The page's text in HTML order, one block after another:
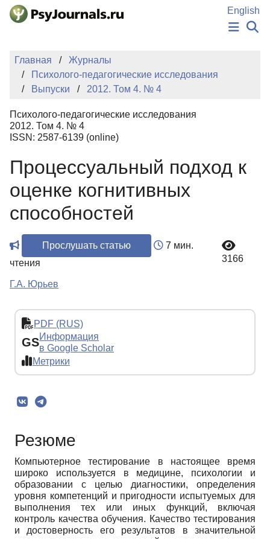
Перейти к основному содержанию
English
НОВОСТИ
АВТОРЫ
КЛЮЧЕВЫЕ СЛОВА
Регистрация
Главная
Журналы
Психолого-педагогические исследования
Выпуски
2012. Том 4. № 4
Психолого-педагогические исследования
2012. Том 4. № 4
ISSN: 2587-6139 (online)
Процессуальный подход к
оценке когнитивных
способностей
Прослушать статью
7 мин.
чтения
3166
Г.А. Юрьев
PDF (RUS)
GSИнформация
в Google Scholar
Метрики
Резюме
Компьютерное тестирование в настоящее время
широко используется в медицине, психологии и
образовании с целью диагностики, определения
уровня компетенций и пригодности испытуемых для
выполнения тех или иных функций, включая
контроль качества обучения. Качество тестирования
и достоверность его результатов в значительной